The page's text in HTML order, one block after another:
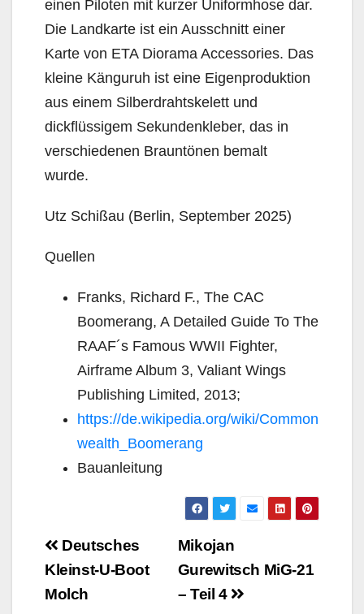
einen Piloten mit kurzer Uniformhose dar.
Die Landkarte ist ein Ausschnitt einer
Karte von ETA Diorama Accessories. Das
kleine Känguruh ist eine Eigenproduktion
aus einem Silberdrahtskelett und
dickflüssigem Sekundenkleber, das in
verschiedenen Brauntönen bemalt
wurde.
Utz Schißau (Berlin, September 2025)
Quellen
Franks, Richard F., The CAC
Boomerang, A Detailed Guide To The
RAAF´s Famous WWII Fighter,
Airframe Album 3, Valiant Wings
Publishing Limited, 2013;
https://de.wikipedia.org/wiki/Common
wealth_Boomerang
Bauanleitung
Beitragsnavigation
Mikojan
Gurewitsch MiG-21
– Teil 4
Deutsches
Kleinst-U-Boot
Molch